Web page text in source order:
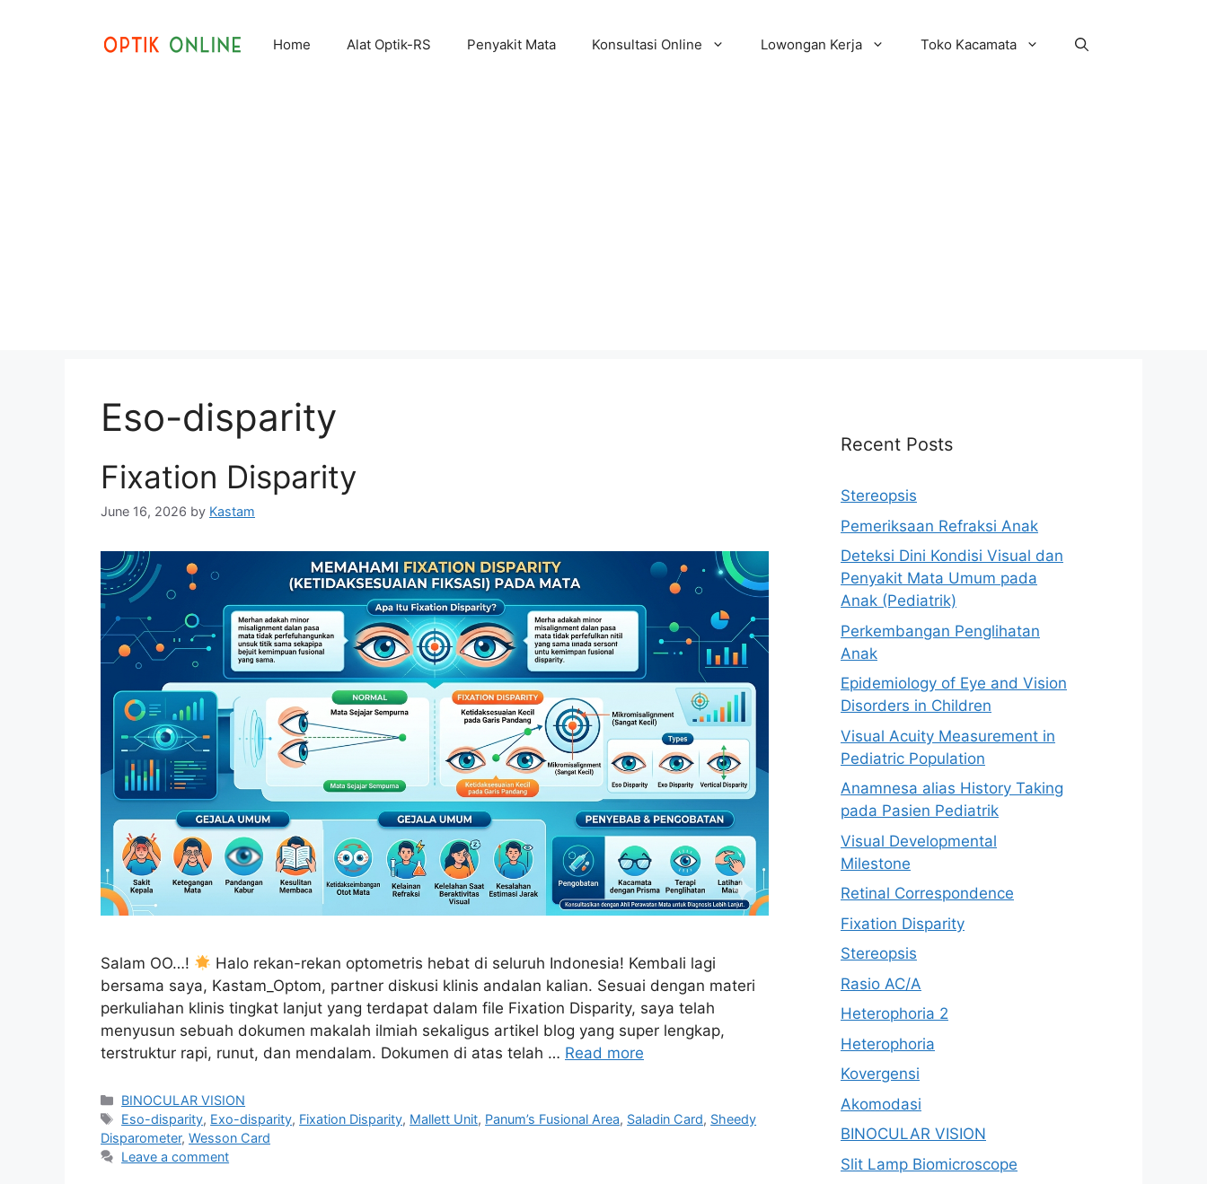
Home Alat Optik-RS Penyakit Mata Konsultasi Online Lowongan Kerja Toko Kacamata
Eso-disparity
Fixation Disparity
June 16, 2026 by Kastam
Salam OO…!
Halo rekan-rekan optometris hebat di seluruh Indonesia! Kembali lagi
bersama saya, Kastam_Optom, partner diskusi klinis andalan kalian. Sesuai dengan materi
perkuliahan klinis tingkat lanjut yang terdapat dalam file Fixation Disparity, saya telah
menyusun sebuah dokumen makalah ilmiah sekaligus artikel blog yang super lengkap,
terstruktur rapi, runut, dan mendalam. Dokumen di atas telah … Read more
Categories
BINOCULAR VISION
Tags
Eso-disparity, Exo-disparity, Fixation Disparity, Mallett Unit, Panum’s Fusional Area, Saladin Card, Sheedy
Disparometer, Wesson Card
Leave a comment
Recent Posts
Stereopsis
Pemeriksaan Refraksi Anak
Deteksi Dini Kondisi Visual dan
Penyakit Mata Umum pada
Anak (Pediatrik)
Perkembangan Penglihatan
Anak
Epidemiology of Eye and Vision
Disorders in Children
Visual Acuity Measurement in
Pediatric Population
Anamnesa alias History Taking
pada Pasien Pediatrik
Visual Developmental
Milestone
Retinal Correspondence
Fixation Disparity
Stereopsis
Rasio AC/A
Heterophoria 2
Heterophoria
Kovergensi
Akomodasi
BINOCULAR VISION
Slit Lamp Biomicroscope